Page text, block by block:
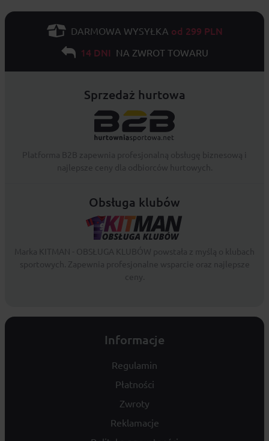
DARMOWA WYSYŁKA od 299 PLN
14 DNI NA ZWROT TOWARU
Sprzedaż hurtowa
Obsługa klubów
Informacje
Regulamin
Płatności
Zwroty
Reklamacje